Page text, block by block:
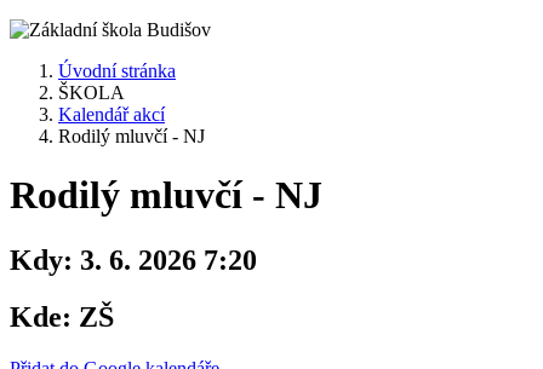
Úvodní stránka
ŠKOLA
Kalendář akcí
Rodilý mluvčí - NJ
Rodilý mluvčí - NJ
Kdy: 3. 6. 2026 7:20
Kde: ZŠ